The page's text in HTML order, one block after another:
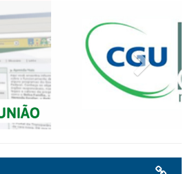
DE PESAR E LUTO OFICIAL
em: 9 de junho de 2026
Diretor – 2026
em: 14 de maio de 2026
VER TODAS NOTÍCIAS